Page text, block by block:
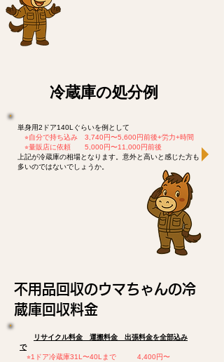
​冷蔵庫の処分例
単身用2ドア140Lぐらいを例として
⭐︎自分で持ち込み 3,740円〜5,600円前後+労力+時間
⭐︎量販店に依頼 5,000円〜11,000円前後
上記が冷蔵庫の相場となります。意外と高いと感じた方も
多いのではないでしょうか。
不用品回収のウマちゃんの冷
蔵庫回収料金
リサイクル料金 運搬料金 出張料金を全部込み
で
⭐︎1ドア冷蔵庫31L〜40Lまで 4,400円〜